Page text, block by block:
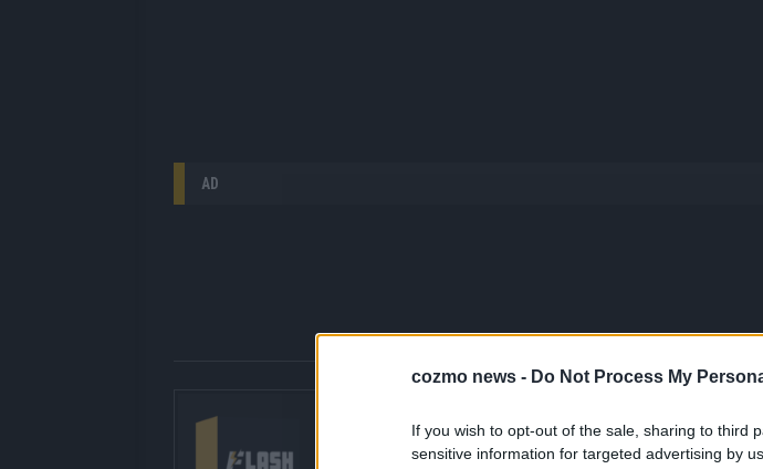
cozmo news - Do Not Process My
If you wish to opt-out of the sale, sharing to third
sensitive information for targeted advertising by
AD
Hier gibt’s die freshesten Streams, die spannendsten
gerade unbedingt sehen musst. Ob News, Unterhaltung